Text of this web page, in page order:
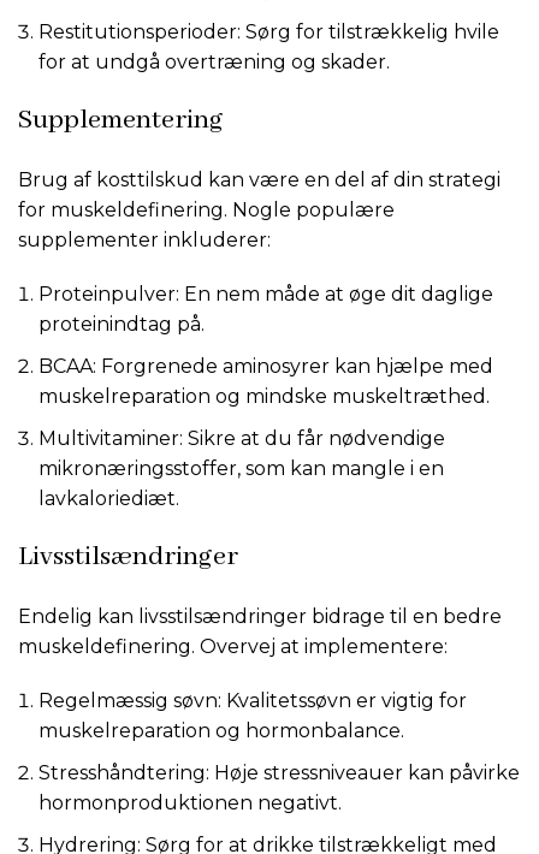
Restitutionsperioder: Sørg for tilstrækkelig hvile
for at undgå overtræning og skader.
Supplementering
Brug af kosttilskud kan være en del af din strategi
for muskeldefinering. Nogle populære
supplementer inkluderer:
Proteinpulver: En nem måde at øge dit daglige
proteinindtag på.
BCAA: Forgrenede aminosyrer kan hjælpe med
muskelreparation og mindske muskeltræthed.
Multivitaminer: Sikre at du får nødvendige
mikronæringsstoffer, som kan mangle i en
lavkaloriediæt.
Livsstilsændringer
Endelig kan livsstilsændringer bidrage til en bedre
muskeldefinering. Overvej at implementere:
Regelmæssig søvn: Kvalitetssøvn er vigtig for
muskelreparation og hormonbalance.
Stresshåndtering: Høje stressniveauer kan påvirke
hormonproduktionen negativt.
Hydrering: Sørg for at drikke tilstrækkeligt med